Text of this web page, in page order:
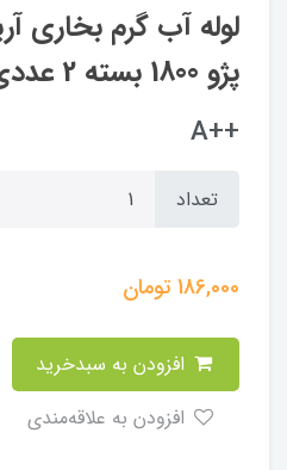
لوله آب گرم بخاری
پژو 1800 بسته 2 عددی
++A
تعداد
186,000تومان